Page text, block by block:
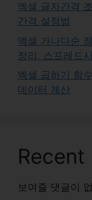
엑셀 글자간격
간격 설정법
엑셀 가나다순
정리, 스프레드
엑셀 곱하기 함
데이터 계산
Recent
보여줄 댓글이